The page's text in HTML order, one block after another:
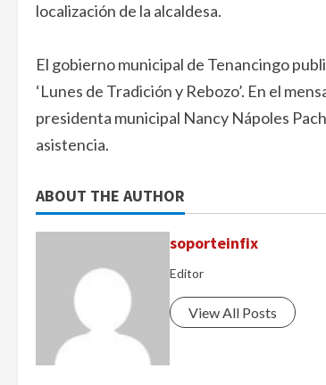
localización de la alcaldesa.
El gobierno municipal de Tenancingo
‘Lunes de Tradición y Rebozo’. En el
presidenta municipal Nancy Nápoles
asistencia.
ABOUT THE AUTHOR
soporteinfix
Editor
View All Posts